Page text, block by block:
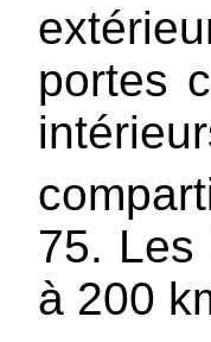
portes
75. Les
à 200